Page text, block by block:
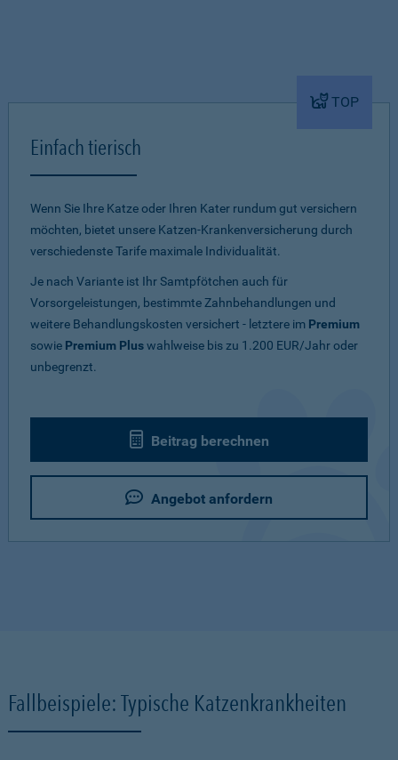
TOP
Einfach tierisch
Wenn Sie Ihre Katze oder Ihren Kater rundum gut versichern
möchten, bietet unsere Katzen-Krankenversicherung durch
verschiedenste Tarife maximale Individualität.
Je nach Variante ist Ihr Samtpfötchen auch für
Vorsorgeleistungen, bestimmte Zahnbehandlungen und
weitere Behandlungskosten versichert - letztere im Premium
sowie Premium Pluswahlweise bis zu 1.200 EUR/Jahr oder
unbegrenzt.
Beitrag berechnen
Angebot anfordern
Fallbeispiele: Typische Katzenkrankheiten